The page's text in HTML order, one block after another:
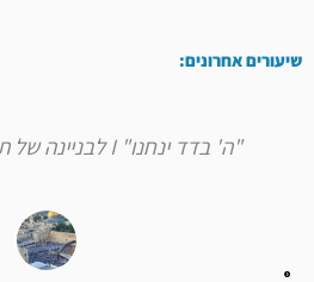
שיעורים אחרונים:
"ה' בדד ינחנו" I לבניינה של תורה – פרשת חוקת